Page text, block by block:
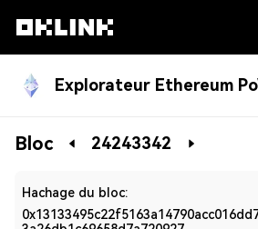
Explorateur Ethereum
Blockchain
Bloc 24243342
Hachage du bloc: